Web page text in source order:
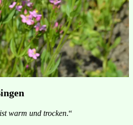
warm und trocken.“